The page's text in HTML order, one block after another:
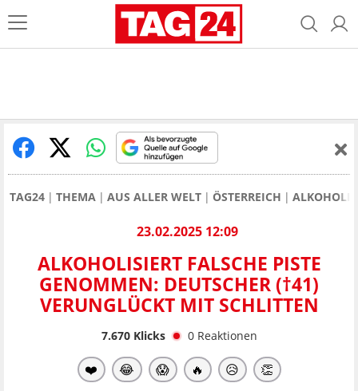
TAG24 THEMA AUS ALLER WELT ÖSTERREICH
23.02.2025 12:09
ALKOHOLISIERT FALSCHE PISTE
GENOMMEN: DEUTSCHER (†41)
VERUNGLÜCKT MIT SCHLITTEN
7.670Klicks 0 Reaktionen
❤️ 😂 😱 🔥 😥 👏